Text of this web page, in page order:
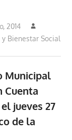
2014
Bienestar Social
Municipal
Cuenta
jueves 27
de la